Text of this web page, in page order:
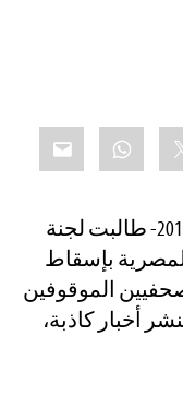
واشنطن العاصمة، 10 يوليو/ تموز 2018- طالبت لجنة
بإسقاط
الموقوفين
أخبار كاذبة،